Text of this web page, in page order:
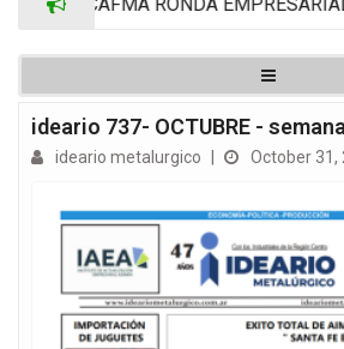
ideario 737- OCTUBRE -
ideario metalurgico October 31,